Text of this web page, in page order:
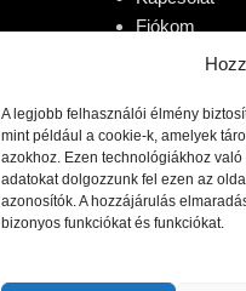
A legjobb felhasználói élmény
mint például a cookie-k, amelyek
azokhoz. Ezen technológiákhoz
adatokat dolgozzunk fel ezen az
azonosítók. A hozzájárulás
bizonyos funkciókat és funkciókat.
Fiókom